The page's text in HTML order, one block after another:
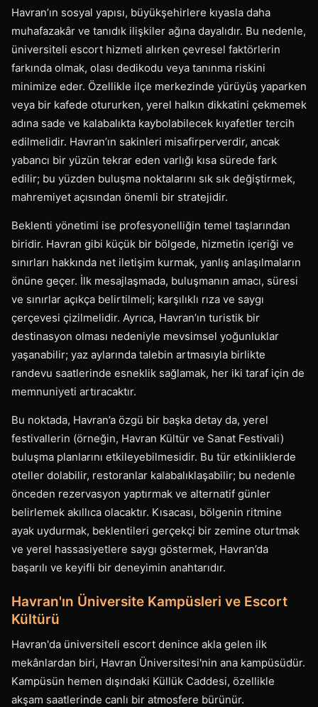
Havran’ın sosyal yapısı, büyükşehirlere kıyasla daha
muhafazakâr ve tanıdık ilişkiler ağına dayalıdır. Bu nedenle,
üniversiteli escort hizmeti alırken çevresel faktörlerin
farkında olmak, olası dedikodu veya tanınma riskini
minimize eder. Özellikle ilçe merkezinde yürüyüş yaparken
veya bir kafede otururken, yerel halkın dikkatini çekmemek
adına sade ve kalabalıkta kaybolabilecek kıyafetler tercih
edilmelidir. Havran’ın sakinleri misafirperverdir, ancak
yabancı bir yüzün tekrar eden varlığı kısa sürede fark
edilir; bu yüzden buluşma noktalarını sık sık değiştirmek,
mahremiyet açısından önemli bir stratejidir.
Beklenti yönetimi ise profesyonelliğin temel taşlarından
biridir. Havran gibi küçük bir bölgede, hizmetin içeriği ve
sınırları hakkında net iletişim kurmak, yanlış anlaşılmaların
önüne geçer. İlk mesajlaşmada, buluşmanın amacı, süresi
ve sınırlar açıkça belirtilmeli; karşılıklı rıza ve saygı
çerçevesi çizilmelidir. Ayrıca, Havran’ın turistik bir
destinasyon olması nedeniyle mevsimsel yoğunluklar
yaşanabilir; yaz aylarında talebin artmasıyla birlikte
randevu saatlerinde esneklik sağlamak, her iki taraf için de
memnuniyeti artıracaktır.
Bu noktada, Havran’a özgü bir başka detay da, yerel
festivallerin (örneğin, Havran Kültür ve Sanat Festivali)
buluşma planlarını etkileyebilmesidir. Bu tür etkinliklerde
oteller dolabilir, restoranlar kalabalıklaşabilir; bu nedenle
önceden rezervasyon yaptırmak ve alternatif günler
belirlemek akıllıca olacaktır. Kısacası, bölgenin ritmine
ayak uydurmak, beklentileri gerçekçi bir zemine oturtmak
ve yerel hassasiyetlere saygı göstermek, Havran’da
başarılı ve keyifli bir deneyimin anahtarıdır.
Havran'ın Üniversite Kampüsleri ve Escort
Kültürü
Havran'da üniversiteli escort denince akla gelen ilk
mekânlardan biri, Havran Üniversitesi'nin ana kampüsüdür.
Kampüsün hemen dışındaki Küllük Caddesi, özellikle
akşam saatlerinde canlı bir atmosfere bürünür.